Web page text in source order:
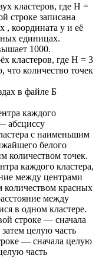
кластеров, где Н =
строке записана
, координата у и её
единицах.
1000.
кластеров, где Н = 3
что количество точек
в файле Б
каждого
абсциссу
с наименьшим
белого
количеством точек.
каждого кластера,
между центрами
красных
между
в одном кластере.
строке — сначала
целую часть
— сначала целую
часть